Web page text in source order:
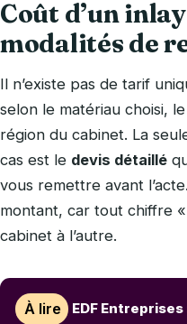
Coût d’un
modalités de
Il n’existe pas de tarif
selon le matériau choisi,
région du cabinet. La
cas est le devis détaillé
vous remettre avant
montant, car tout chiffre
cabinet à l’autre.
À lire EDF